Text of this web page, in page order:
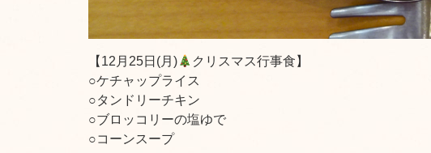
【12月25日(月)
クリスマス行事食】
○ケチャップライス
○タンドリーチキン
○ブロッコリーの塩ゆで
○コーンスープ